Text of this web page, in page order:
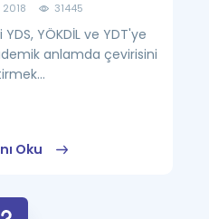
31445
YÖKDİL ve YDT'ye
anlamda çevirisini
Oku